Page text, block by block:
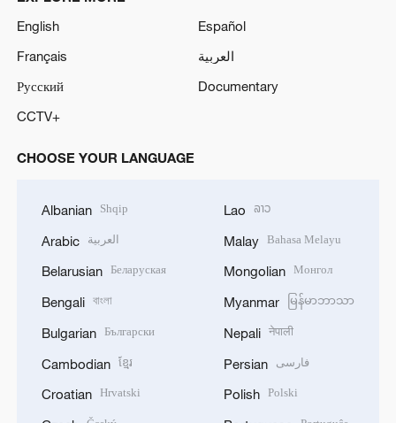
English
Español
Français
العربية
Русский
Documentary
CCTV+
CHOOSE YOUR LANGUAGE
Albanian Shqip
Arabic العربية
Belarusian Беларуская
Bengali বাংলা
Bulgarian Български
Cambodian ខ្មែរ
Croatian Hrvatski
Lao ລາວ
Malay Bahasa Melayu
Mongolian Монгол
Myanmar မြန်မာဘာသာ
Nepali नेपाली
Persian فارسی
Polish Polski